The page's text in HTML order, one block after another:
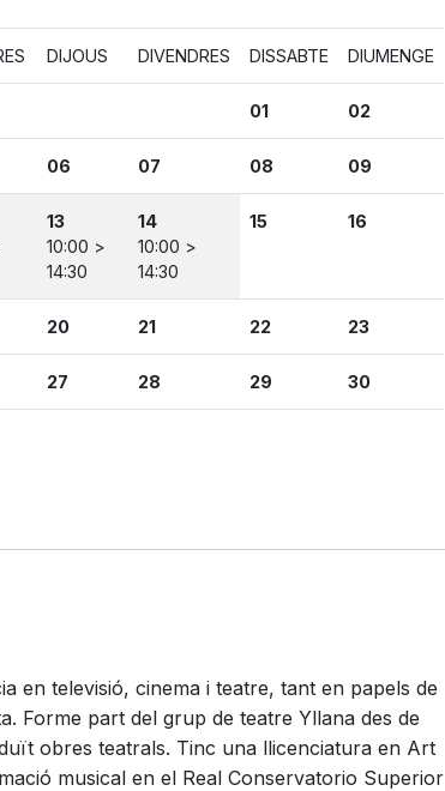
DIJOUS DIVENDRES DISSABTE DIUMENGE
01 02
06 07 08 09
13
10:00 >
14:30
14
10:00 >
14:30
15 16
20 21 22 23
27 28 29 30
en televisió, cinema i teatre, tant en papels de
Forme part del grup de teatre Yllana des de
obres teatrals. Tinc una llicenciatura en Art
musical en el Real Conservatorio Superior